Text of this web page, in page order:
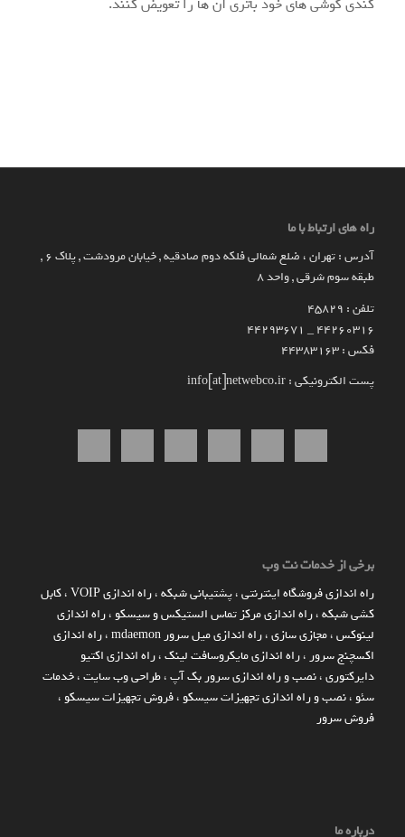
کندی گوشی های خود باتری آن ها را تعویض کنند.
راه های ارتباط با ما
آدرس : تهران ، ضلع شمالی فلکه دوم صادقیه , خیابان مرودشت , پلاک ۶ ,
طبقه سوم شرقی , واحد ۸
تلفن : 45829
۴۴۲۶۰۳۱۶ _ 44293671
فکس : 44383163
پست الکترونیکی : info[at]netwebco.ir
برخی از خدمات نت وب
راه اندازي فروشگاه اينترنتي،پشتیبانی شبکه،راه اندازی VOIP ،کابل
کشی شبکه،راه اندازی مرکز تماس الستیکس و سیسکو،راه اندازی
لینوکس،مجازی سازی،راه اندازی میل سرور mdaemon ،راه اندازی
اکسچنج سرور،راه اندازی مایکروسافت لینک،راه اندازی اکتیو
دایرکتوری،نصب و راه اندازی سرور بک آپ،طراحی وب سایت،خدمات
سئو،نصب و راه اندازی تجهیزات سیسکو،فروش تجهیزات سیسکو،
فروش سرور
درباره ما